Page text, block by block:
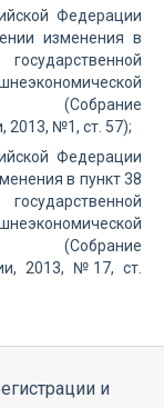
Федерации
изменения в
(Собрание
2013, №1, ст. 57);
Федерации
в пункт 38
(Собрание
2013, №17, ст.
и